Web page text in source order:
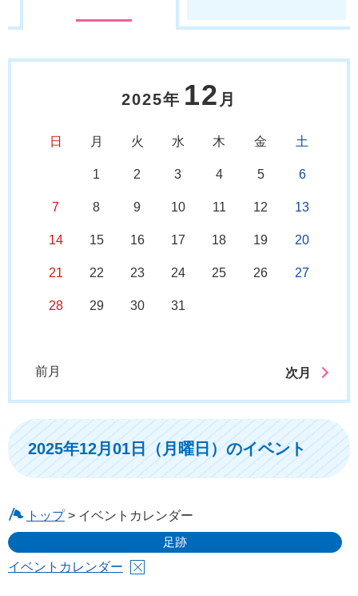
2025年 12 月
日 月 火 水 木 金 土
1 2 3 4 5 6
7 8 9 10 11 12 13
14 15 16 17 18 19 20
21 22 23 24 25 26 27
28 29 30 31
前月 次月
2025年12月01日（月曜日）のイベント
トップ> イベントカレンダー
足跡
イベントカレンダー